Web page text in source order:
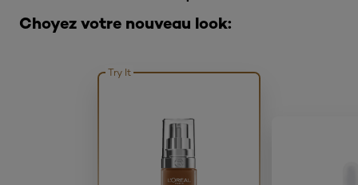
Choyez votre nouveau look:
Try It